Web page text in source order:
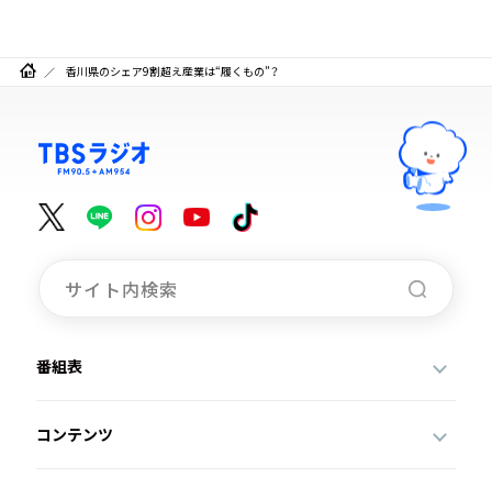
香川県のシェア9割超え産業は“履くもの”？
番組表
コンテンツ